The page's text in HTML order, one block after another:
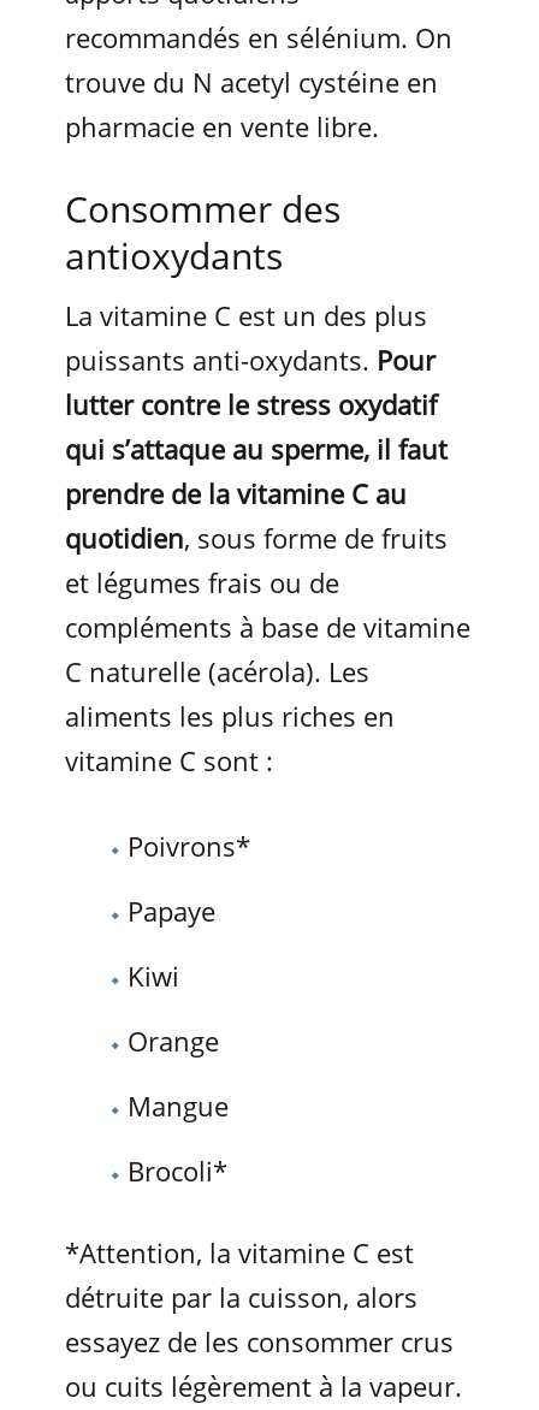
recommandés en sélénium. On
trouve du N acetyl cystéine en
pharmacie en vente libre.
Consommer des
antioxydants
La vitamine C est un des plus
puissants anti-oxydants. Pour
lutter contre le stress oxydatif
qui s’attaque au sperme, il faut
prendre de la vitamine C au
quotidien, sous forme de fruits
et légumes frais ou de
compléments à base de vitamine
C naturelle (acérola). Les
aliments les plus riches en
vitamine C sont :
Poivrons*
Papaye
Kiwi
Orange
Mangue
Brocoli*
*Attention, la vitamine C est
détruite par la cuisson, alors
essayez de les consommer crus
ou cuits légèrement à la vapeur.